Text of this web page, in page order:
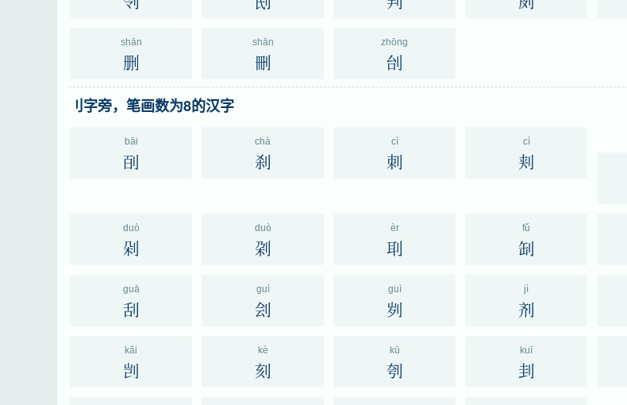
shān
删
shān
刪
zhōng
刣
刂字旁，笔画数为8的汉字
bāi
㓦
chà
刹
cì
刺
cì
刾
duò
剁
duò
刴
èr
刵
fǔ
㓡
guā
刮
guì
刽
guì
刿
jì
剂
kǎi
剀
kè
刻
kū
刳
kuī
刲